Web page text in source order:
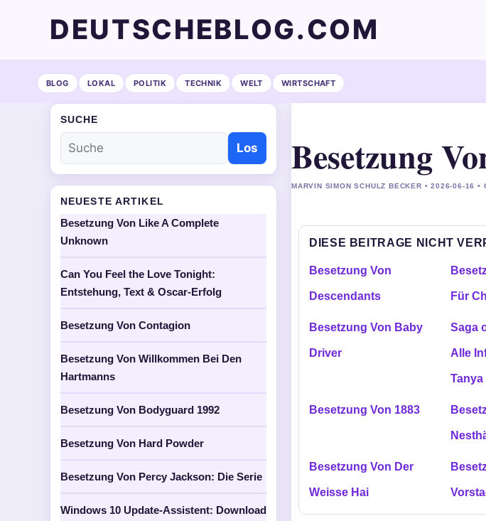
DEUTSCHEBLOG.COM
BLOG LOKAL POLITIK TECHNIK WELT WIRTSCHAFT
Besetzung
MARVIN SIMON SCHULZ BECKER • 2026-06-16 •
DIESE BEITRAGE NICHT
Besetzung Von
Descendants Für
Besetzung Von Baby
Driver
Saga
Alle
Tanya
Besetzung Von 1883
Besetzung Von Der
Weisse Hai
SUCHE
Los
NEUESTE ARTIKEL
Besetzung Von Like A Complete
Unknown
Can You Feel the Love Tonight:
Entstehung, Text & Oscar-Erfolg
Besetzung Von Contagion
Besetzung Von Willkommen Bei Den
Hartmanns
Besetzung Von Bodyguard 1992
Besetzung Von Hard Powder
Besetzung Von Percy Jackson: Die Serie
Windows 10 Update-Assistent: Download